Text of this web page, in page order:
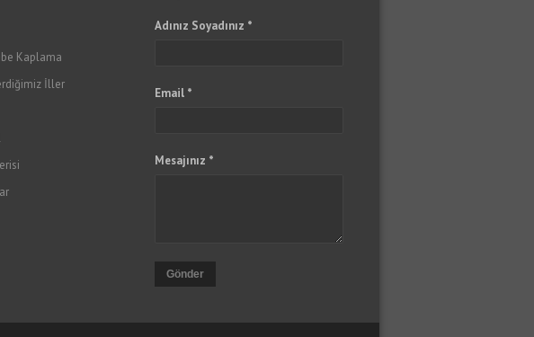
Kaplama
İller
Adınız Soyadınız *
Email *
Mesajınız *
Gönder